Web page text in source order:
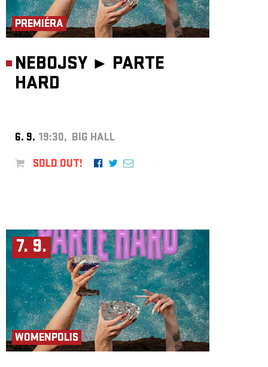
PREMIÉRA
NEBOJSY ► PARTE
HARD
6. 9. 19:30, BIG HALL
SOLD OUT!
7. 9.
WOMENPOLIS